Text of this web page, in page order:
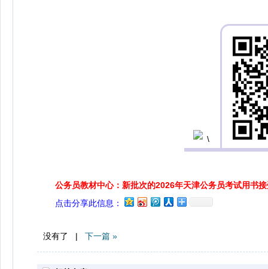
公务员教材中心：新批次的2026年天津公务员考试用书
点击分享此信息：
没有了 | 下一篇 »